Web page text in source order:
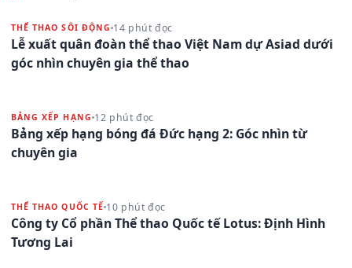
THỂ THAO SÔI ĐỘNG 14 phút đọc
Lễ xuất quân đoàn thể thao Việt Nam dự Asiad dưới
góc nhìn chuyên gia thể thao
BẢNG XẾP HẠNG 12 phút đọc
Bảng xếp hạng bóng đá Đức hạng 2: Góc nhìn từ
chuyên gia
THỂ THAO QUỐC TẾ 10 phút đọc
Công ty Cổ phần Thể thao Quốc tế Lotus: Định Hình
Tương Lai